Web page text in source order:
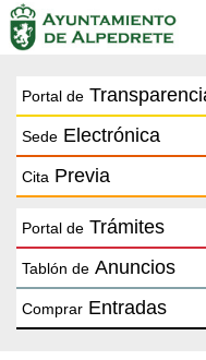
Portal de
Sede Electrónica
Cita Previa
Portal de Trámites
Tablón de Anuncios
Comprar Entradas